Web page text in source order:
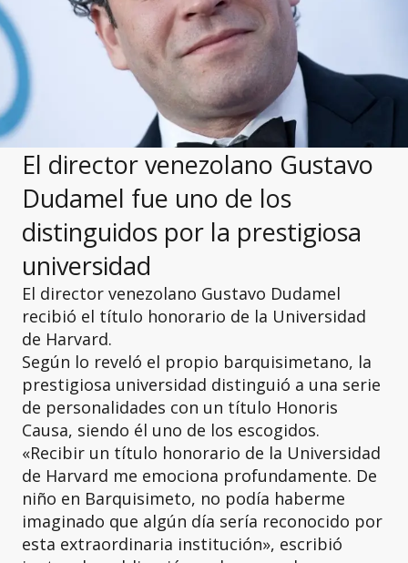
El director venezolano Gustavo
Dudamel fue uno de los
distinguidos por la prestigiosa
universidad
El director venezolano Gustavo Dudamel
recibió el título honorario de la Universidad
de Harvard.
Según lo reveló el propio barquisimetano, la
prestigiosa universidad distinguió a una serie
de personalidades con un título Honoris
Causa, siendo él uno de los escogidos.
«Recibir un título honorario de la Universidad
de Harvard me emociona profundamente. De
niño en Barquisimeto, no podía haberme
imaginado que algún día sería reconocido por
esta extraordinaria institución», escribió